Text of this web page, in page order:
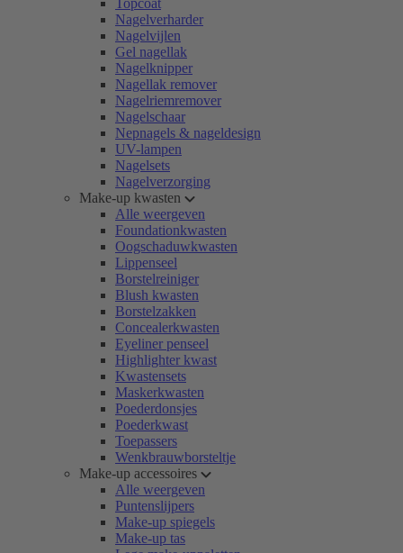
Topcoat
Nagelverharder
Nagelvijlen
Gel nagellak
Nagelknipper
Nagellak remover
Nagelriemremover
Nagelschaar
Nepnagels & nageldesign
UV-lampen
Nagelsets
Nagelverzorging
Make-up kwasten
Alle weergeven
Foundationkwasten
Oogschaduwkwasten
Lippenseel
Borstelreiniger
Blush kwasten
Borstelzakken
Concealerkwasten
Eyeliner penseel
Highlighter kwast
Kwastensets
Maskerkwasten
Poederdonsjes
Poederkwast
Toepassers
Wenkbrauwborsteltje
Make-up accessoires
Alle weergeven
Puntenslijpers
Make-up spiegels
Make-up tas